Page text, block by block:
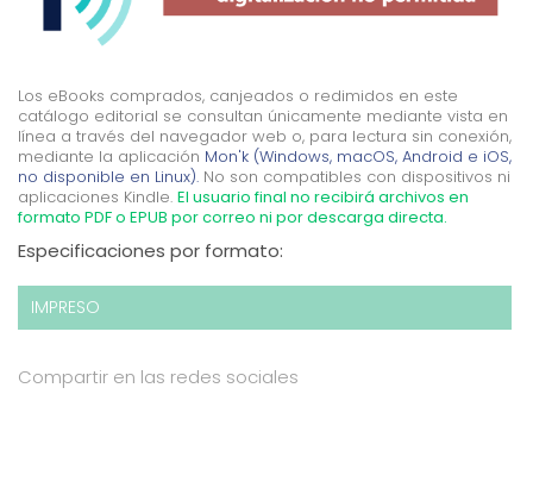
Los eBooks comprados, canjeados o redimidos en este
catálogo editorial se consultan únicamente mediante vista en
línea a través del navegador web o, para lectura sin conexión,
mediante la aplicación Mon'k (Windows, macOS, Android e iOS,
no disponible en Linux). No son compatibles con dispositivos ni
aplicaciones Kindle. El usuario final no recibirá archivos en
formato PDF o EPUB por correo ni por descarga directa.
Especificaciones por formato:
IMPRESO
Compartir en las redes sociales